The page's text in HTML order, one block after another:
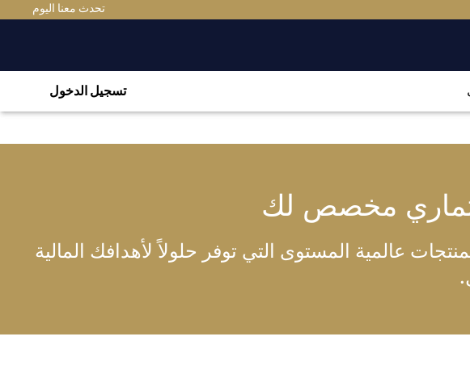
تحدث معنا اليوم
تسجيل الدخول
مخصص لك
عالمية المستوى التي توفر حلولاً لأهدافك المالية